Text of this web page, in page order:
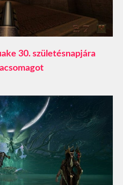
30. születésnapjára